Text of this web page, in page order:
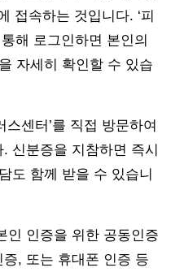
접속하는 것입니다. ‘피
해 로그인하면 본인의
자세히 확인할 수 있습
스센터’를 직접 방문하여
신분증을 지참하면 즉시
도 함께 받을 수 있습니
인 인증을 위한 공동인증
, 또는 휴대폰 인증 등